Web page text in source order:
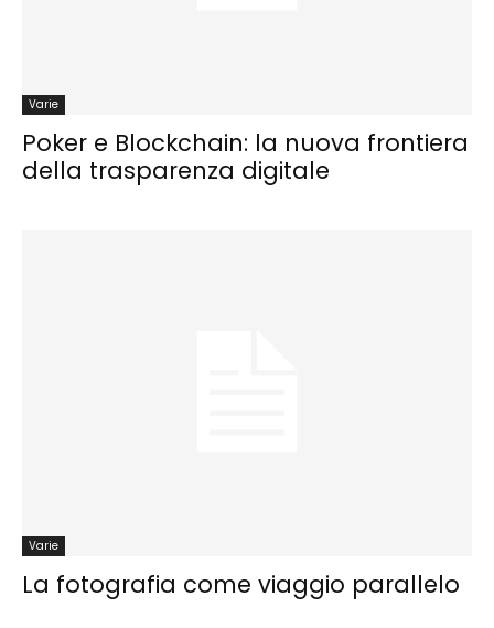
Varie
Poker e Blockchain: la nuova frontiera
della trasparenza digitale
Varie
La fotografia come viaggio parallelo